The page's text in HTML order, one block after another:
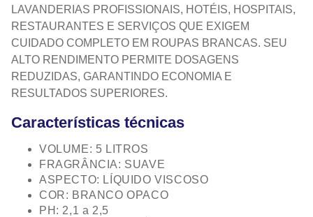
LAVANDERIAS PROFISSIONAIS, HOTÉIS, HOSPITAIS,
RESTAURANTES E SERVIÇOS QUE EXIGEM
CUIDADO COMPLETO EM ROUPAS BRANCAS. SEU
ALTO RENDIMENTO PERMITE DOSAGENS
REDUZIDAS, GARANTINDO ECONOMIA E
RESULTADOS SUPERIORES.
Características técnicas
VOLUME: 5 LITROS
FRAGRÂNCIA: SUAVE
ASPECTO: LÍQUIDO VISCOSO
COR: BRANCO OPACO
PH: 2,1 a 2,5